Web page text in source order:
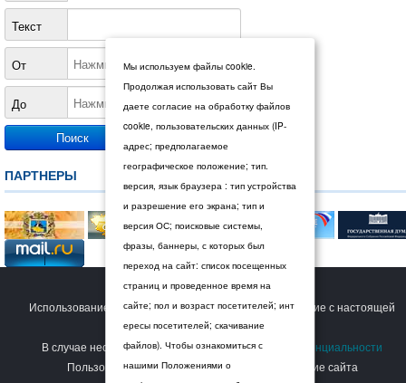
Текст
От
До
ПАРТНЕРЫ
© 2026 Дума Ставропольского края.
Использование сайта Пользователем означает согласие с настоящей
Политикой конфиденциальности
В случае несогласия с условиямиПолитики конфиденциальности
Пользователь должен прекратить использование сайта
Мы используем файлы cookie.
Продолжая использовать сайт Вы
даете согласие на обработку файлов
cookie, пользовательских данных (IP-
адрес; предполагаемое
географическое положение; тип.
версия, язык браузера : тип устройства
и разрешение его экрана; тип и
версия ОС; поисковые системы,
фразы, баннеры, с которых был
переход на сайт: список посещенных
страниц и проведенное время на
сайте; пол и возраст посетителей; инт
ересы посетителей; скачивание
файлов). Чтобы ознакомиться с
нашими Положениями о